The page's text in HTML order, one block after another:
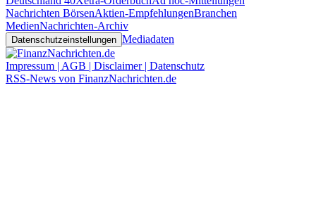
Nachrichten BörsenAktien-EmpfehlungenBranchen
MedienNachrichten-Archiv
Datenschutzeinstellungen Mediadaten
Impressum | AGB | Disclaimer | Datenschutz
RSS-News von FinanzNachrichten.de